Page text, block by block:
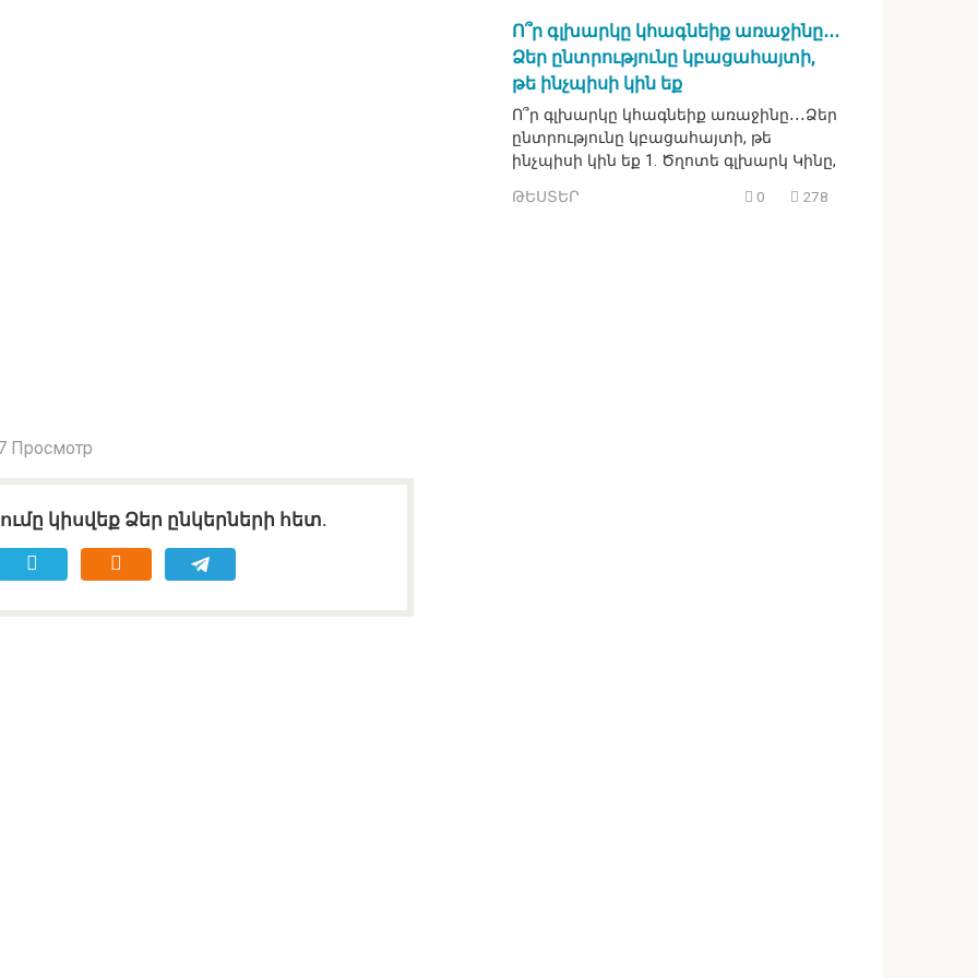
Просмотр
կիսվեք Ձեր ընկերների հետ.
Ո՞ր գլխարկը կհագնեիք առաջինը․․․
Ձեր ընտրությունը կբացահայտի,
թե ինչպիսի կին եք
Ո՞ր գլխարկը կհագնեիք առաջինը․․․Ձեր
ընտրությունը կբացահայտի, թե
ինչպիսի կին եք 1. Ծղոտե գլխարկ Կինը,
ԹԵՍՏԵՐ 0 278